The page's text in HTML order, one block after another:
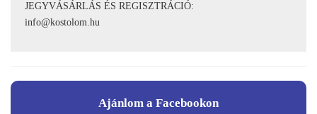
JEGYVÁSÁRLÁS ÉS REGISZTRÁCIÓ:
info@kostolom.hu
Ajánlom a Facebookon